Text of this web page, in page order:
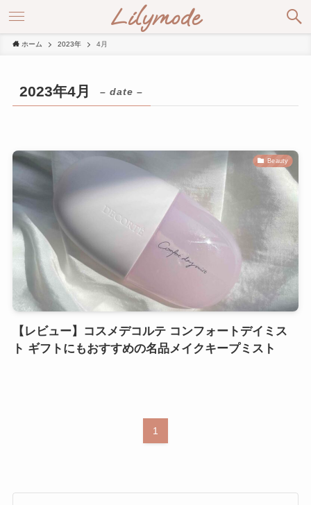
Lilymode
ホーム 2023年 4月
2023年4月 – date –
Beauty
【レビュー】コスメデコルテ コンフォートデイミス
ト ギフトにもおすすめの名品メイクキープミスト
1